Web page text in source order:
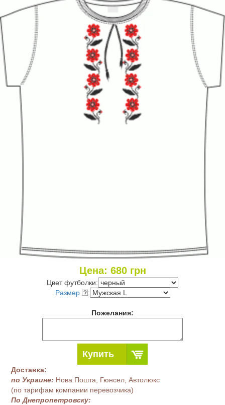
Цена: 680грн
Цвет футболки:
Размер
:
Пожелания:
Купить
Доставка:
по Украине: Нова Пошта, Гюнсел, Автолюкс
(по тарифам компании перевозчика)
По Днепропетровску: